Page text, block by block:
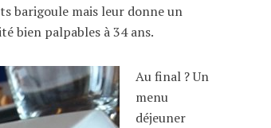
barigoule mais leur donne un
bien palpables à 34 ans.
Au final ? Un
menu
déjeuner